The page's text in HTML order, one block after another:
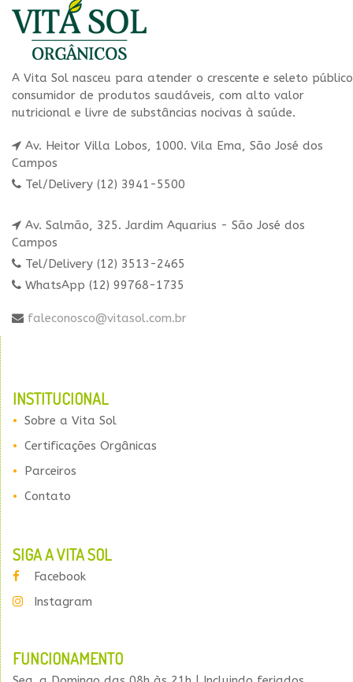
A Vita Sol nasceu para atender o crescente e seleto público
consumidor de produtos saudáveis, com alto valor
nutricional e livre de substâncias nocivas à saúde.
Av. Heitor Villa Lobos, 1000. Vila Ema, São José dos
Campos
Tel/Delivery (12) 3941-5500
Av. Salmão, 325. Jardim Aquarius - São José dos
Campos
Tel/Delivery (12) 3513-2465
WhatsApp (12) 99768-1735
faleconosco@vitasol.com.br
INSTITUCIONAL
Sobre a Vita Sol
Certificações Orgânicas
Parceiros
Contato
SIGA A VITA SOL
Facebook
Instagram
FUNCIONAMENTO